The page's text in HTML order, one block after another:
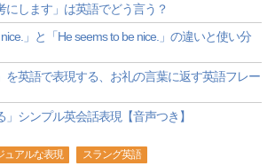
にします」は英語でどう言う？
」と「He seems to be nice.」の違いと使い分
を英語で表現する、お礼の言葉に返す英語フレー
シンプル英会話表現【音声つき】
ュアルな表現 スラング英語